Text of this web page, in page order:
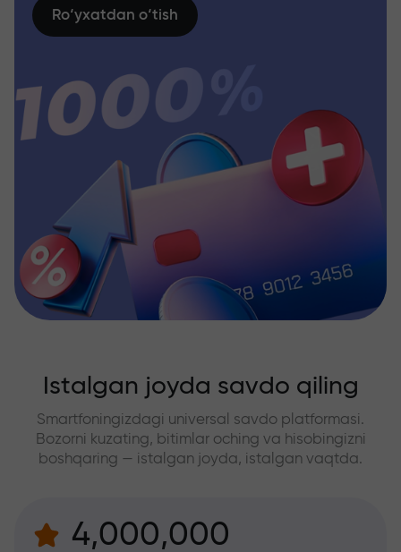
Ro‘yxatdan o‘tish
Istalgan joyda savdo qiling
Smartfoningizdagi universal savdo platformasi.
Bozorni kuzating, bitimlar oching va hisobingizni
boshqaring — istalgan joyda, istalgan vaqtda.
4,000,000